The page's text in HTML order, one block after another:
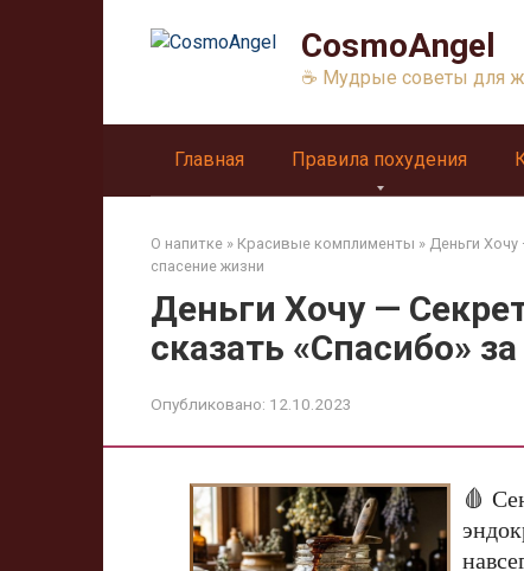
CosmoAngel
☕ Мудрые советы для
Главная Правила похудения
О напитке » Красивые комплименты » Деньги
спасение жизни
Деньги Хочу —
сказать «Спасибо»
Опубликовано: 12.10.2023
🩸